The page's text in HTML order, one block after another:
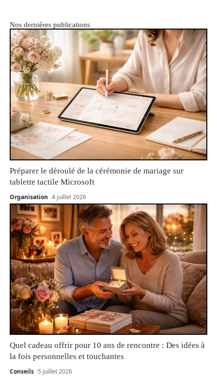
Nos dernières publications
Préparer le déroulé de la cérémonie de mariage sur
tablette tactile Microsoft
Organisation 4 juillet 2026
Quel cadeau offrir pour 10 ans de rencontre : Des idées à
la fois personnelles et touchantes
Conseils 5 juillet 2026